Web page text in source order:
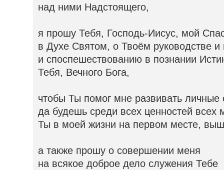
над ними Надстоящего,
я прошу Тебя, Господь-Иисус, мой
в Духе Святом, о Твоём руководстве и
и споспешествованию в познании
Тебя, Вечного Бога,
чтобы Ты помог мне развивать личные
да будешь среди всех ценностей всех
Ты в моей жизни на первом месте,
а также прошу о совершении меня
на всякое доброе дело служения Тебе